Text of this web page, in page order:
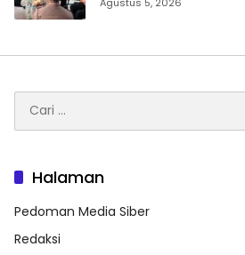
untuk:
Halaman
Pedoman Media Siber
Redaksi